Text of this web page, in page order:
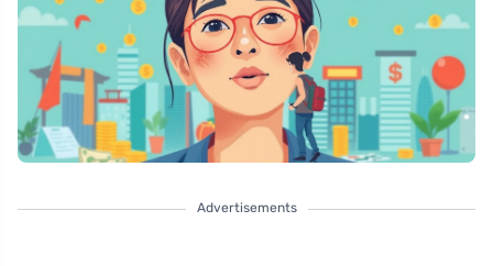
Advertisements